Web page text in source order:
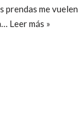
prendas me vuelen
Leer más »